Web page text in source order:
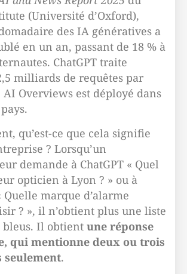
(Université d’Oxford),
des IA génératives a
en un an, passant de 18 % à
ChatGPT traite
milliards de requêtes par
AI Overviews est déployé dans
qu’est-ce que cela signifie
? Lorsqu’un
demande à ChatGPT « Quel
opticien à Lyon ? » ou à
marque d’alarme
? », il n’obtient plus une liste
Il obtient une réponse
qui mentionne deux ou trois
seulement.